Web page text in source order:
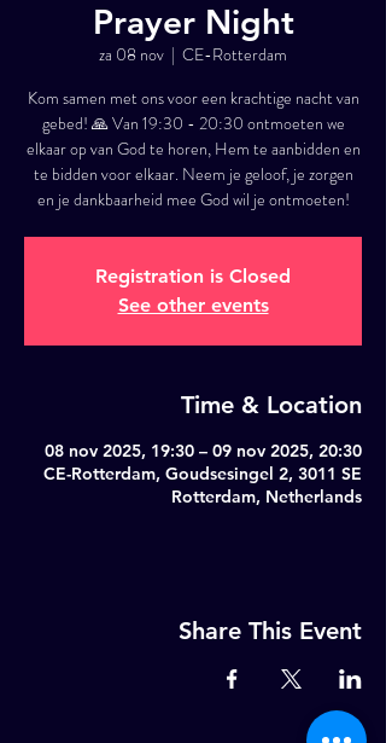
Prayer Night
za 08 nov
  |
CE-Rotterdam
Kom samen met ons voor een krachtige nacht van
gebed! 🙏 Van 19:30 - 20:30 ontmoeten we
elkaar op van God te horen, Hem te aanbidden en
te bidden voor elkaar. Neem je geloof, je zorgen
en je dankbaarheid mee God wil je ontmoeten!
Registration is Closed
See other events
Time & Location
08 nov 2025, 19:30 – 09 nov 2025, 20:30
CE-Rotterdam, Goudsesingel 2, 3011 SE
Rotterdam, Netherlands
Share This Event